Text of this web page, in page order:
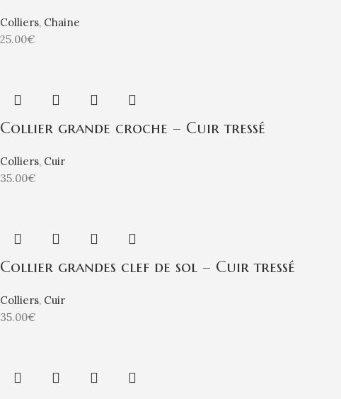
Colliers, Chaine
25.00€
Collier grande croche – Cuir tressé
Colliers, Cuir
35.00€
Collier grandes clef de sol – Cuir tressé
Colliers, Cuir
35.00€